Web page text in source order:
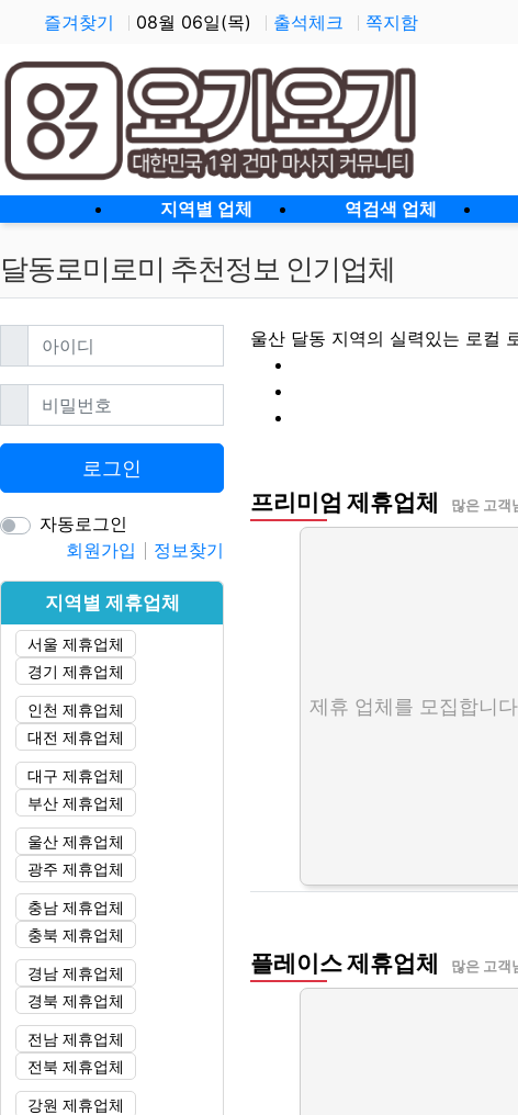
즐겨찾기 08월 06일(목) 출석체크 쪽지함
지역별 업체 역검색 업체
달동로미로미 추천정보 인기업체
울산 달동 지역의 실력있는 로컬
프리미엄 제휴업체 많은 고객
제휴 업체를 모집합니
플레이스 제휴업체 많은 고객
아이디필수
비밀번호필수
로그인
자동로그인
회원가입
정보찾기
지역별 제휴업체
서울 제휴업체
경기 제휴업체
인천 제휴업체
대전 제휴업체
대구 제휴업체
부산 제휴업체
울산 제휴업체
광주 제휴업체
충남 제휴업체
충북 제휴업체
경남 제휴업체
경북 제휴업체
전남 제휴업체
전북 제휴업체
강원 제휴업체